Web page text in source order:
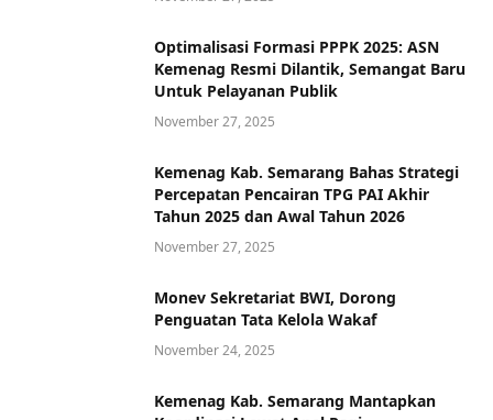
Optimalisasi Formasi PPPK 2025: ASN
Kemenag Resmi Dilantik, Semangat Baru
Untuk Pelayanan Publik
November 27, 2025
Kemenag Kab. Semarang Bahas Strategi
Percepatan Pencairan TPG PAI Akhir
Tahun 2025 dan Awal Tahun 2026
November 27, 2025
Monev Sekretariat BWI, Dorong
Penguatan Tata Kelola Wakaf
November 24, 2025
Kemenag Kab. Semarang Mantapkan